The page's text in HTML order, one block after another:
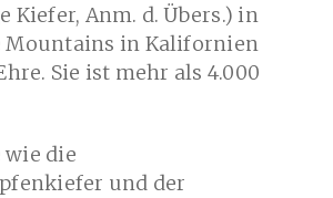
Kiefer, Anm. d. Übers.) in
Mountains in Kalifornien
Sie ist mehr als 4.000
wie die
und der